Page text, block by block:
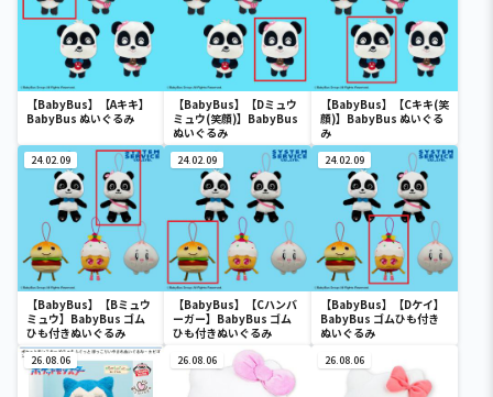
【BabyBus】【Aキキ】
BabyBus ぬいぐるみ
【BabyBus】【Dミュウ
ミュウ(笑顔)】BabyBus
ぬいぐるみ
【BabyBus】【Cキキ(笑
顔)】BabyBus ぬいぐる
み
24.02.09
【BabyBus】【Bミュウ
ミュウ】BabyBus ゴム
ひも付きぬいぐるみ
24.02.09
【BabyBus】【Cハンバ
ーガー】BabyBus ゴム
ひも付きぬいぐるみ
24.02.09
【BabyBus】【Dケイ】
BabyBus ゴムひも付き
ぬいぐるみ
26.08.06 26.08.06 26.08.06